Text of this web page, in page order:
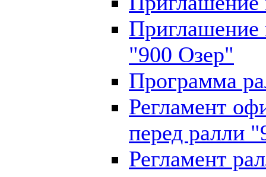
Приглашение
"900 Озер"
Программа
Регламент
перед ралли
Регламент